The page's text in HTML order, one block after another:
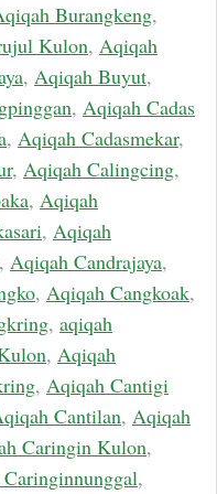
Burangkeng,
Kulon, Aqiqah
, Aqiqah Buyut,
, Aqiqah Cadas
, Aqiqah Cadasmekar,
, Aqiqah Calingcing,
, Aqiqah
, Aqiqah
, Aqiqah Candrajaya,
, Aqiqah Cangkoak,
, aqiqah
, Aqiqah
, Aqiqah Cantigi
Cantilan, Aqiqah
Caringin Kulon,
,